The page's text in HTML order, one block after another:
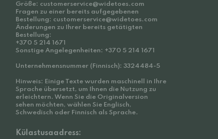
Größe: customerservice@widetoes.com
Fragen zu einer bereits aufgegebenen
Bestellung: customerservice@widetoes.com
Änderungen zu Ihrer bereits getätigten
Bestellung:
+370 5 214 1671
Sonstige Angelegenheiten: +370 5 214 1671
Unternehmensnummer (Finnisch): 3324484-5
Hinweis: Einige Texte wurden maschinell in Ihre
Sprache übersetzt, um Ihnen die Nutzung zu
erleichtern. Wenn Sie die Originalversion
sehen möchten, wählen Sie Englisch,
Schwedisch oder Finnisch als Sprache.
Külastusaadress: